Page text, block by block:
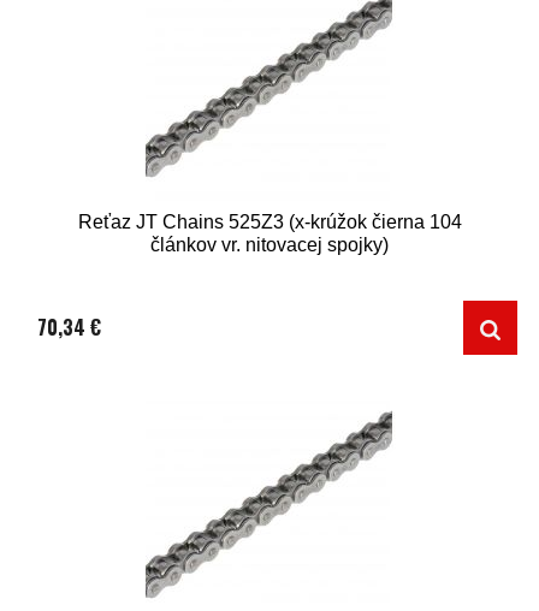
Reťaz JT Chains 525Z3 (x-krúžok čierna 104
článkov vr. nitovacej spojky)
70,34 €